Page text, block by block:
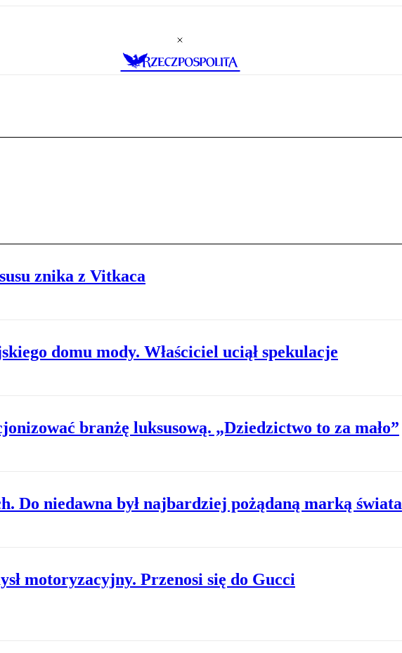
znika z Vitkaca
domu mody. Właściciel uciął spekulacje
branżę luksusową. „Dziedzictwo to za mało”
Do niedawna był najbardziej pożądaną marką świata
motoryzacyjny. Przenosi się do Gucci